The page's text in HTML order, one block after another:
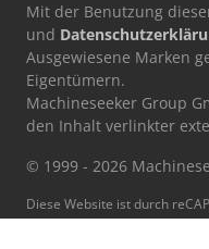
Mit der Benutzung
und
Ausgewiesene Marken
Eigentümern.
Machineseeker Group
den Inhalt verlinkter
© 1999 - 2026
Diese Website ist durch
Datenschutzbestimmungen